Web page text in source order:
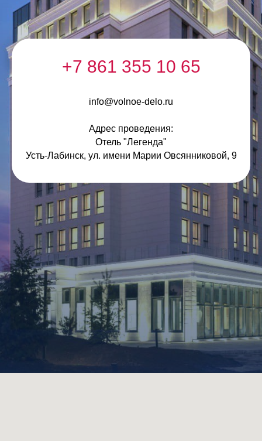
+7 861 355 10 65
info@volnoe-delo.ru
Адрес проведения:
Отель "Легенда"
Усть-Лабинск, ул. имени Марии Овсянниковой, 9